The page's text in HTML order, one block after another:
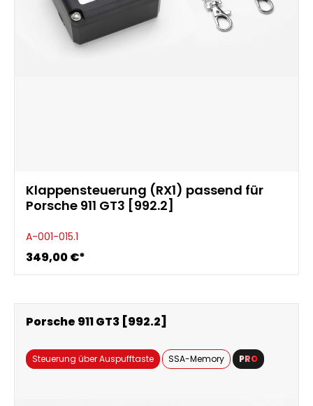
Klappensteuerung (RX1) passend für
Porsche 911 GT3 [992.2]
A-001-015.1
349,00 €*
Porsche 911 GT3 [992.2]
Steuerung über Auspufftaste SSA-Memory PRO